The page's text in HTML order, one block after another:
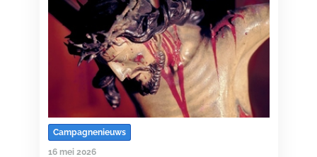
Campagnenieuws
16 mei 2026